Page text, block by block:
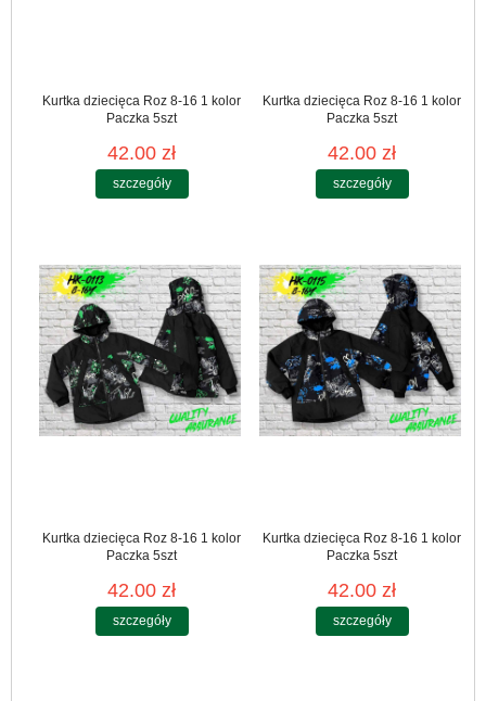
Kurtka dziecięca Roz 8-16 1 kolor
Paczka 5szt
42.00 zł
szczegóły
Kurtka dziecięca Roz 8-16 1 kolor
Paczka 5szt
42.00 zł
szczegóły
Kurtka dziecięca Roz 8-16 1 kolor
Paczka 5szt
42.00 zł
szczegóły
Kurtka dziecięca Roz 8-16 1 kolor
Paczka 5szt
42.00 zł
szczegóły